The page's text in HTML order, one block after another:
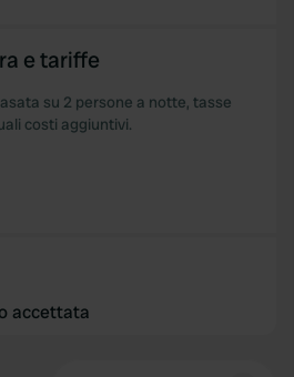
e tariffe
su 2 persone a notte, tasse
costi aggiuntivi.
accettata